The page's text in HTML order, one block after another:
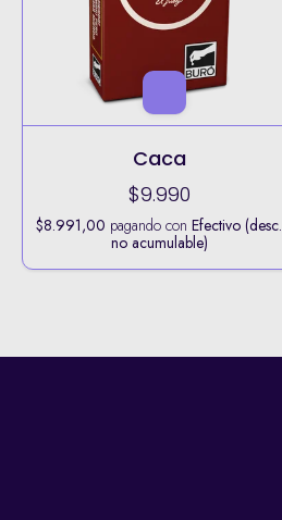
Caca
$9.990
$8.991,00 pagando conEfectivo (desc.
no acumulable)